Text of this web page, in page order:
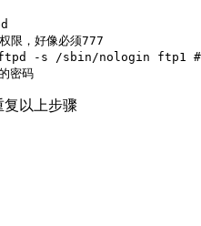
，好像必须777
-s /sbin/nologin ftp1 #
密码
以上步骤